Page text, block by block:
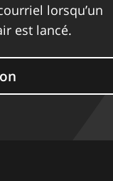
lorsqu’un
est lancé.